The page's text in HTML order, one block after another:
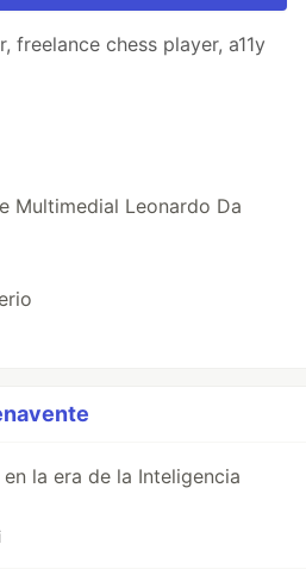
freelance chess player, a11y
Multimedial Leonardo Da
la era de la Inteligencia